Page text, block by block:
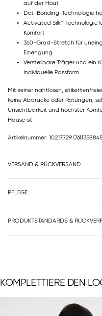
auf der Haut
Dot-Bonding-Technologie
Activated Silk™
Komfort
360-Grad-Stretch für
Einengung
Verstellbare Träger und ein
individuelle Passform
Mit seiner nahtlosen,
keine Abdrücke oder Rötungen,
Unsichtbarkeit und höchster
Hause ist.
Artikelnummer: 10217729
VERSAND & RÜCKVERSAND
PFLEGE
PRODUKTSTANDARDS &
KOMPLETTIERE DEN